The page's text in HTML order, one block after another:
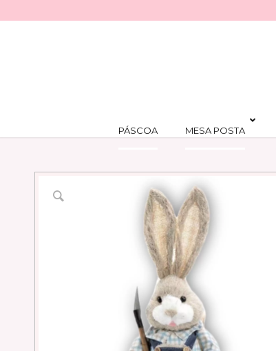
PÁSCOA MESA POSTA